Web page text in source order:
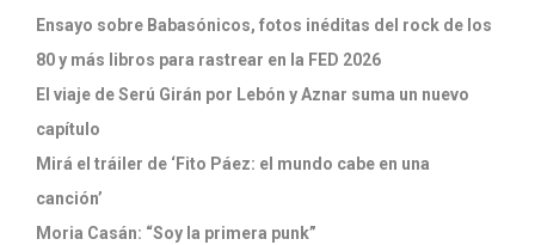
Ensayo sobre Babasónicos, fotos inéditas del rock de los
80 y más libros para rastrear en la FED 2026
El viaje de Serú Girán por Lebón y Aznar suma un nuevo
capítulo
Mirá el tráiler de ‘Fito Páez: el mundo cabe en una
canción’
Moria Casán: “Soy la primera punk”